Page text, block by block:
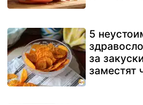
5
за
заместят